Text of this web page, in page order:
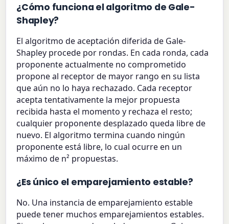
¿Cómo funciona el algoritmo de Gale-
Shapley?
El algoritmo de aceptación diferida de Gale-
Shapley procede por rondas. En cada ronda, cada
proponente actualmente no comprometido
propone al receptor de mayor rango en su lista
que aún no lo haya rechazado. Cada receptor
acepta tentativamente la mejor propuesta
recibida hasta el momento y rechaza el resto;
cualquier proponente desplazado queda libre de
nuevo. El algoritmo termina cuando ningún
proponente está libre, lo cual ocurre en un
máximo de n² propuestas.
¿Es único el emparejamiento estable?
No. Una instancia de emparejamiento estable
puede tener muchos emparejamientos estables.